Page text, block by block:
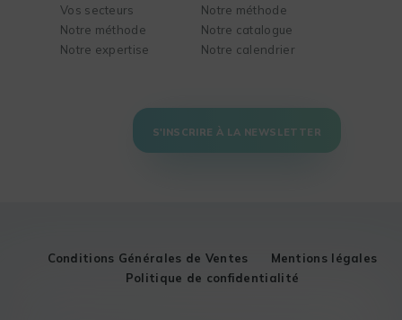
Vos secteurs
Notre méthode
Notre expertise
Notre méthode
Notre catalogue
Notre calendrier
S'INSCRIRE À LA NEWSLETTER
Conditions Générales de Ventes
Mentions légales
Politique de confidentialité